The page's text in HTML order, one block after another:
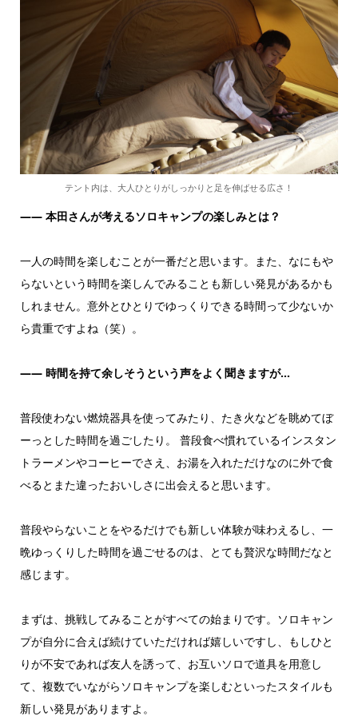
テント内は、大人ひとりがしっかりと足を伸ばせる広さ！
――本田さんが考えるソロキャンプの楽しみとは？
一人の時間を楽しむことが一番だと思います。また、なにもや
らないという時間を楽しんでみることも新しい発見があるかも
しれません。意外とひとりでゆっくりできる時間って少ないか
ら貴重ですよね（笑）。
―― 時間を持て余しそうという声をよく聞きますが…
普段使わない燃焼器具を使ってみたり、たき火などを眺めてぼ
ーっとした時間を過ごしたり。 普段食べ慣れているインスタン
トラーメンやコーヒーでさえ、お湯を入れただけなのに外で食
べるとまた違ったおいしさに出会えると思います。
普段やらないことをやるだけでも新しい体験が味わえるし、一
晩ゆっくりした時間を過ごせるのは、とても贅沢な時間だなと
感じます。
まずは、挑戦してみることがすべての始まりです。ソロキャン
プが自分に合えば続けていただければ嬉しいですし、もしひと
りが不安であれば友人を誘って、お互いソロで道具を用意し
て、複数でいながらソロキャンプを楽しむといったスタイルも
新しい発見がありますよ。